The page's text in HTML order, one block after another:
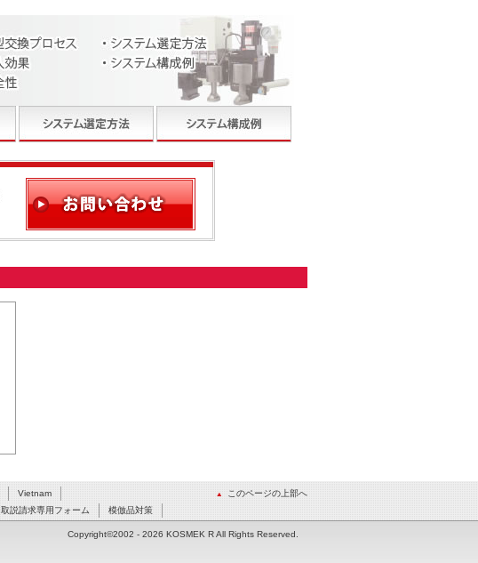
このページの上部へ
Vietnam
取説請求専用フォーム 模倣品対策
Copyright©2002 - 2026 KOSMEK R All Rights Reserved.